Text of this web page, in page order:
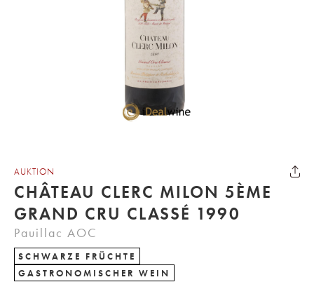
AUKTION
CHÂTEAU CLERC MILON 5ÈME
GRAND CRU CLASSÉ 1990
Pauillac AOC
SCHWARZE FRÜCHTE
GASTRONOMISCHER WEIN